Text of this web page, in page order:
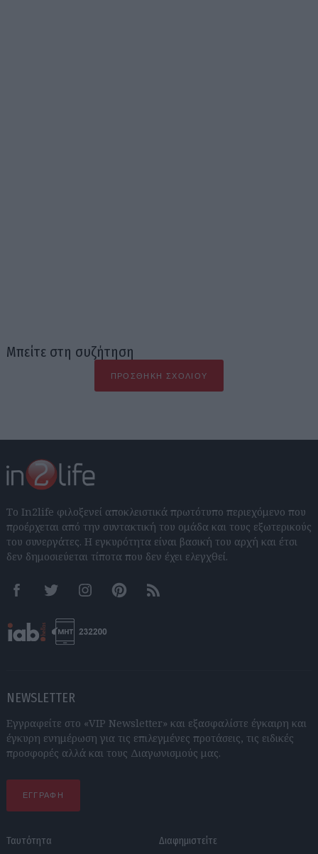
Μπείτε στη συζήτηση
ΠΡΟΣΘΉΚΗ ΣΧΟΛΊΟΥ
Το In2life φιλοξενεί αποκλειστικά πρωτότυπο περιεχόμενο που
προέρχεται από την συντακτική του ομάδα και τους εξωτερικούς
του συνεργάτες. Η εγκυρότητα είναι βασική του αρχή και έτσι
δεν δημοσιεύεται τίποτα που δεν έχει ελεγχθεί.
FacebookTwitter InstagramPinterestRSS feeds
NEWSLETTER
Εγγραφείτε στο «VIP Newsletter» και εξασφαλίστε έγκαιρη και
έγκυρη ενημέρωση για τις επιλεγμένες προτάσεις, τις ειδικές
προσφορές αλλά και τους Διαγωνισμούς μας.
ΕΓΓΡΑΦΗ
Ταυτότητα Διαφημιστείτε